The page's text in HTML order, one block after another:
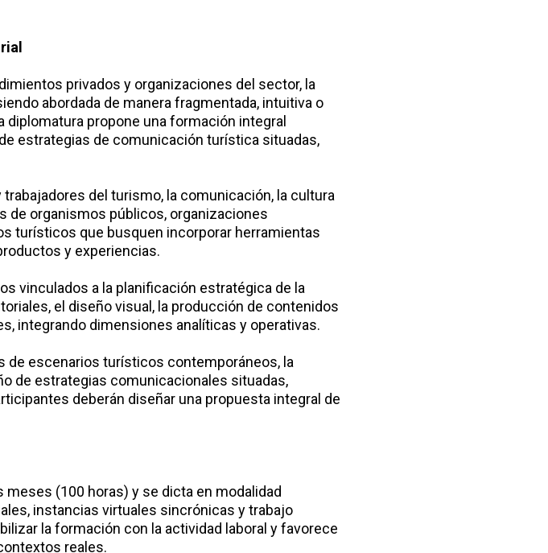
privados y organizaciones del sector, la
abordada de manera fragmentada, intuitiva o
propone una formación integral
estrategias de comunicación turística situadas,
del turismo, la comunicación, la cultura
de organismos públicos, organizaciones
turísticos que busquen incorporar herramientas
y experiencias.
vinculados a la planificación estratégica de la
el diseño visual, la producción de contenidos
integrando dimensiones analíticas y operativas.
de escenarios turísticos contemporáneos, la
de estrategias comunicacionales situadas,
deberán diseñar una propuesta integral de
(100 horas) y se dicta en modalidad
instancias virtuales sincrónicas y trabajo
la formación con la actividad laboral y favorece
reales.